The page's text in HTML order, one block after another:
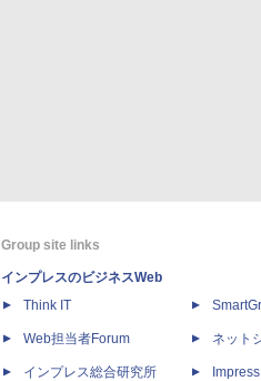
Group site links
インプレスのビジネスWeb
Think IT
Web担当者Forum
インプレス総合研究所
ネット